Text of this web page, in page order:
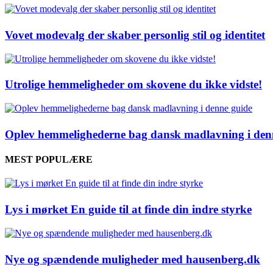
Vovet modevalg der skaber personlig stil og identitet
Utrolige hemmeligheder om skovene du ikke vidste!
Oplev hemmelighederne bag dansk madlavning i
MEST POPULÆRE
Lys i mørket En guide til at finde din indre styrke
Nye og spændende muligheder med hausenberg.dk